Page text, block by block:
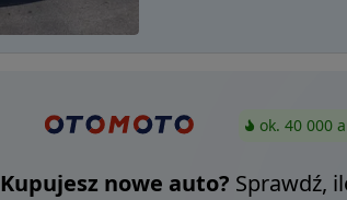
ok. 40 000
Kupujesz nowe auto? Sprawdź,